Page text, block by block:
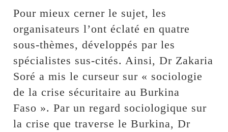
Pour mieux cerner le sujet, les
organisateurs l’ont éclaté en quatre
sous-thèmes, développés par les
spécialistes sus-cités. Ainsi, Dr Zakaria
Soré a mis le curseur sur « sociologie
de la crise sécuritaire au Burkina
Faso ». Par un regard sociologique sur
la crise que traverse le Burkina, Dr